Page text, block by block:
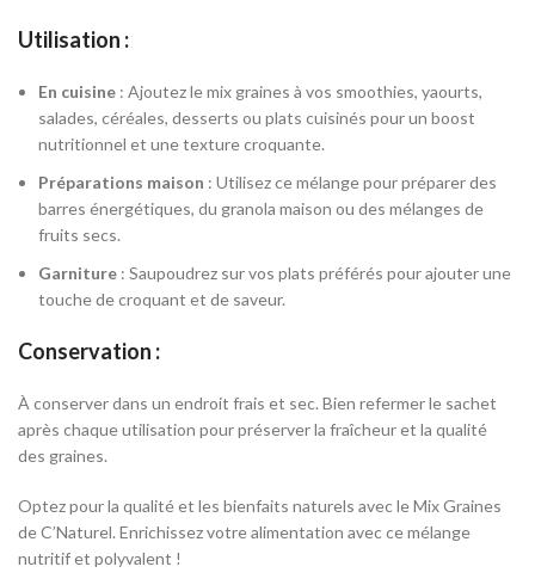
Utilisation :
En cuisine : Ajoutez le mix graines à vos smoothies, yaourts,
salades, céréales, desserts ou plats cuisinés pour un boost
nutritionnel et une texture croquante.
Préparations maison : Utilisez ce mélange pour préparer des
barres énergétiques, du granola maison ou des mélanges de
fruits secs.
Garniture : Saupoudrez sur vos plats préférés pour ajouter une
touche de croquant et de saveur.
Conservation :
À conserver dans un endroit frais et sec. Bien refermer le sachet
après chaque utilisation pour préserver la fraîcheur et la qualité
des graines.
Optez pour la qualité et les bienfaits naturels avec le Mix Graines
de C’Naturel. Enrichissez votre alimentation avec ce mélange
nutritif et polyvalent !